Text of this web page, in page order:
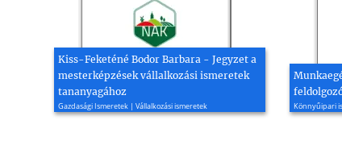
Kiss-Feketéné Bodor Barbara - Jegyzet a
mesterképzések vállalkozási ismeretek
tananyagához
Gazdasági Ismeretek | Vállalkozási ismeretek Könnyűipari